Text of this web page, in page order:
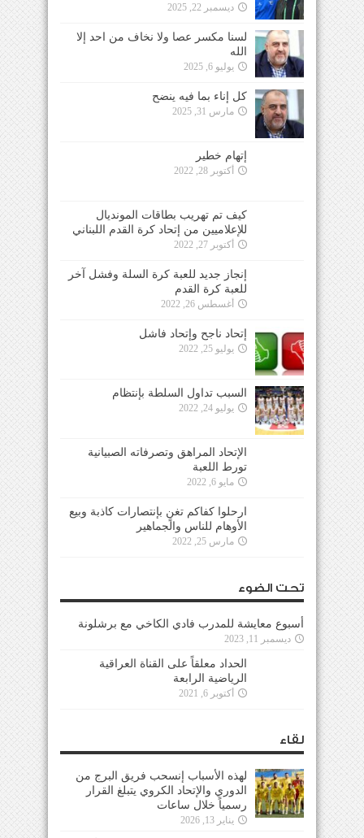
ديسمبر 22, 2025
لسنا مكسر عصا ولا نخاف من احد إلا
الله
يوليو 6, 2025
كل إناء بما فيه ينضح
مارس 31, 2025
إتهام خطير
أكتوبر 28, 2022
كيف تم تهريب بطاقات المونديال
للإعلاميين من إتحاد كرة القدم اللبناني
أكتوبر 27, 2022
إنجاز جديد للعبة كرة السلة وفشل آخر
للعبة كرة القدم
أغسطس 26, 2022
إتحاد ناجح وإتحاد فاشل
يوليو 25, 2022
السبب تداول السلطة بإنتظام
يوليو 24, 2022
الإتحاد المراهق وتصرفاته الصبيانية
تورط اللعبة
مايو 6, 2022
ارحلوا كفاكم تغنٍ بإنتصارات كاذبة وبيع
الأوهام للناس والجماهير
مارس 25, 2022
تحت الضوء
أسبوع معايشة للمدرب فادي الكاخي مع برشلونة
ديسمبر 11, 2023
الحداد معلقاً على القناة العراقية
الرياضية الرابعة
أكتوبر 6, 2021
لقاء
لهذه الأسباب إنسحب فريق البرج من
الدوري والإتحاد الكروي يتبلغ القرار
رسمياً خلال ساعات
يناير 13, 2026